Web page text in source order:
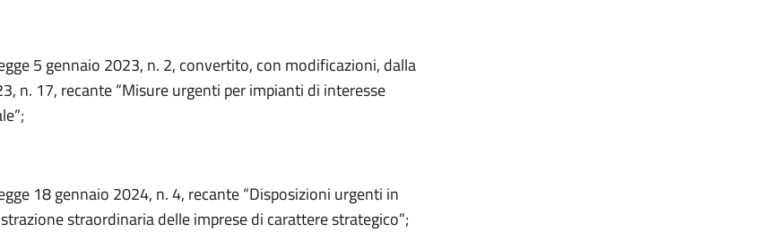
5 gennaio 2023, n. 2, convertito, con modificazioni, dalla
n. 17, recante “Misure urgenti per impianti di interesse
18 gennaio 2024, n. 4, recante “Disposizioni urgenti in
straordinaria delle imprese di carattere strategico”;